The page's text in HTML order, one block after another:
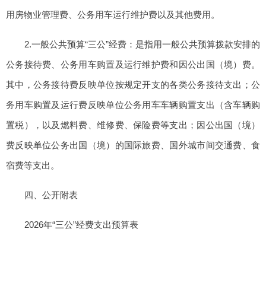
用房物业管理费、公务用车运行维护费以及其他费用。
2.一般公共预算“三公”经费：是指用一般公共预算拨款安排的
公务接待费、公务用车购置及运行维护费和因公出国（境）费。
其中，公务接待费反映单位按规定开支的各类公务接待支出；公
务用车购置及运行费反映单位公务用车车辆购置支出（含车辆购
置税），以及燃料费、维修费、保险费等支出；因公出国（境）
费反映单位公务出国（境）的国际旅费、国外城市间交通费、食
宿费等支出。
四、公开附表
2026年“三公”经费支出预算表